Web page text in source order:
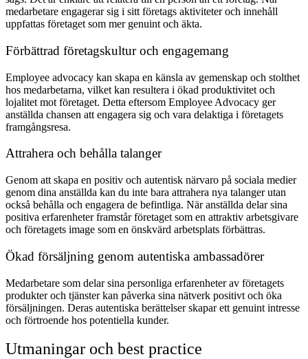
medarbetare engagerar sig i sitt företags aktiviteter och innehåll
uppfattas företaget som mer genuint och äkta.
Förbättrad företagskultur och engagemang
Employee advocacy kan skapa en känsla av gemenskap och stolthet
hos medarbetarna, vilket kan resultera i ökad produktivitet och
lojalitet mot företaget. Detta eftersom Employee Advocacy ger
anställda chansen att engagera sig och vara delaktiga i företagets
framgångsresa.
Attrahera och behålla talanger
Genom att skapa en positiv och autentisk närvaro på sociala medier
genom dina anställda kan du inte bara attrahera nya talanger utan
också behålla och engagera de befintliga. När anställda delar sina
positiva erfarenheter framstår företaget som en attraktiv arbetsgivare
och företagets image som en önskvärd arbetsplats förbättras.
Ökad försäljning genom autentiska ambassadörer
Medarbetare som delar sina personliga erfarenheter av företagets
produkter och tjänster kan påverka sina nätverk positivt och öka
försäljningen. Deras autentiska berättelser skapar ett genuint intresse
och förtroende hos potentiella kunder.
Utmaningar och best practice